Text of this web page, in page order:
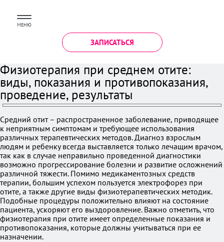
МЕНЮ
ЗАПИСАТЬСЯ
Физиотерапия при среднем отите:
виды, показания и противопоказания,
проведение, результаты
Средний отит – распространенное заболевание, приводящее
к неприятным симптомам и требующее использования
различных терапевтических методов. Диагноз взрослым
людям и ребенку всегда выставляется только лечащим врачом,
так как в случае неправильно проведенной диагностики
возможно прогрессирование болезни и развитие осложнений
различной тяжести. Помимо медикаментозных средств
терапии, большим успехом пользуется электрофорез при
отите, а также другие виды физиотерапевтических методик.
Подобные процедуры положительно влияют на состояние
пациента, ускоряют его выздоровление. Важно отметить, что
физиотерапия при отите имеет определенные показания и
противопоказания, которые должны учитываться при ее
назначении.